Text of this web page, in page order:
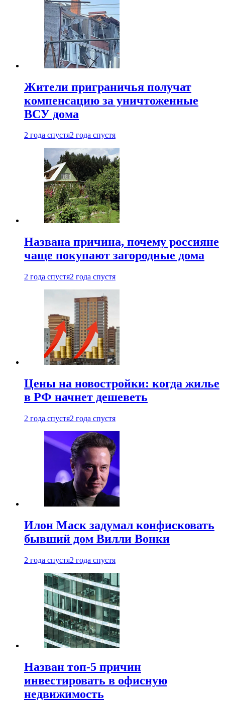
Жители приграничья получат
компенсацию за уничтоженные
ВСУ дома
2 года спустя2 года спустя
Названа причина, почему россияне
чаще покупают загородные дома
2 года спустя2 года спустя
Цены на новостройки: когда жилье
в РФ начнет дешеветь
2 года спустя2 года спустя
Илон Маск задумал конфисковать
бывший дом Вилли Вонки
2 года спустя2 года спустя
Назван топ-5 причин
инвестировать в офисную
недвижимость